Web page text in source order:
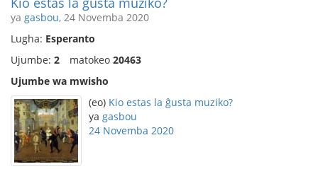
ya gasbou, 24 Novemba 2020
Lugha: Esperanto
Ujumbe: 2 matokeo 20463
Ujumbe wa mwisho
(eo) Kio estas la ĝusta muziko?
ya gasbou
24 Novemba 2020